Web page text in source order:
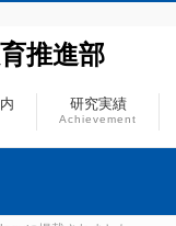
推進部
研究実績
Achievement